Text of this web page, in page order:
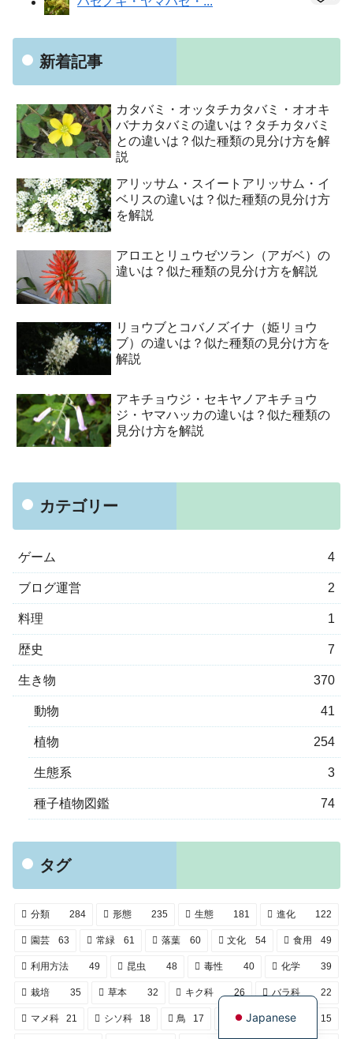
新着記事
カタバミ・オッタチカタバミ・オオキ
バナカタバミの違いは？タチカタバミ
との違いは？似た種類の見分け方を解
説
アリッサム・スイートアリッサム・イ
ベリスの違いは？似た種類の見分け方
を解説
アロエとリュウゼツラン（アガベ）の
違いは？似た種類の見分け方を解説
リョウブとコバノズイナ（姫リョウ
ブ）の違いは？似た種類の見分け方を
解説
アキチョウジ・セキヤノアキチョウ
ジ・ヤマハッカの違いは？似た種類の
見分け方を解説
カテゴリー
ゲーム 4
ブログ運営 2
料理 1
歴史 7
生き物 370
動物 41
植物 254
生態系 3
種子植物図鑑 74
タグ
分類 284 形態 235 生態 181 進化 122
園芸 63 常緑 61 落葉 60 文化 54 食用 49
利用方法 49 昆虫 48 毒性 40 化学 39
栽培 35 草本 32 キク科 26 バラ科 22
マメ科 21 シソ科 18 鳥 17 木本 15 複葉 15
Japanese
English